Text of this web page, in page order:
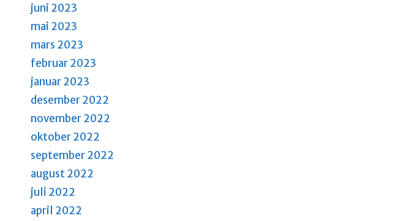
juni 2023
mai 2023
mars 2023
februar 2023
januar 2023
desember 2022
november 2022
oktober 2022
september 2022
august 2022
juli 2022
april 2022